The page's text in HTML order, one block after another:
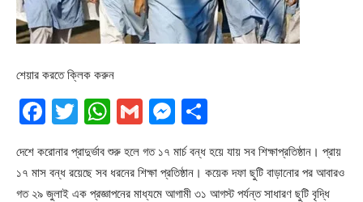
শেয়ার করতে ক্লিক করুন
Facebook
Twitter
WhatsApp
GmailMessenger
দেশে করোনার প্রাদুর্ভাব শুরু হলে গত ১৭ মার্চ বন্ধ হয়ে যায় সব শিক্ষাপ্রতিষ্ঠান। প্রায়
১৭ মাস বন্ধ রয়েছে সব ধরনের শিক্ষা প্রতিষ্ঠান। কয়েক দফা ছুটি বাড়ানোর পর আবারও
গত ২৯ জুলাই এক প্রজ্ঞাপনের মাধ্যমে আগামী ৩১ আগস্ট পর্যন্ত সাধারণ ছুটি বৃদ্ধি